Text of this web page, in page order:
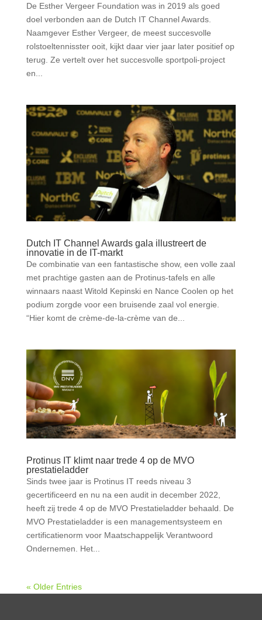
De Esther Vergeer Foundation was in 2019 als goed
doel verbonden aan de Dutch IT Channel Awards.
Naamgever Esther Vergeer, de meest succesvolle
rolstoeltennisster ooit, kijkt daar vier jaar later positief op
terug. Ze vertelt over het succesvolle sportpoli-project
en...
Dutch IT Channel Awards gala illustreert de
innovatie in de IT-markt
De combinatie van een fantastische show, een volle zaal
met prachtige gasten aan de Protinus-tafels en alle
winnaars naast Witold Kepinski en Nance Coolen op het
podium zorgde voor een bruisende zaal vol energie.
“Hier komt de crème-de-la-crème van de...
Protinus IT klimt naar trede 4 op de MVO
prestatieladder
Sinds twee jaar is Protinus IT reeds niveau 3
gecertificeerd en nu na een audit in december 2022,
heeft zij trede 4 op de MVO Prestatieladder behaald. De
MVO Prestatieladder is een managementsysteem en
certificatienorm voor Maatschappelijk Verantwoord
Ondernemen. Het...
« Older Entries